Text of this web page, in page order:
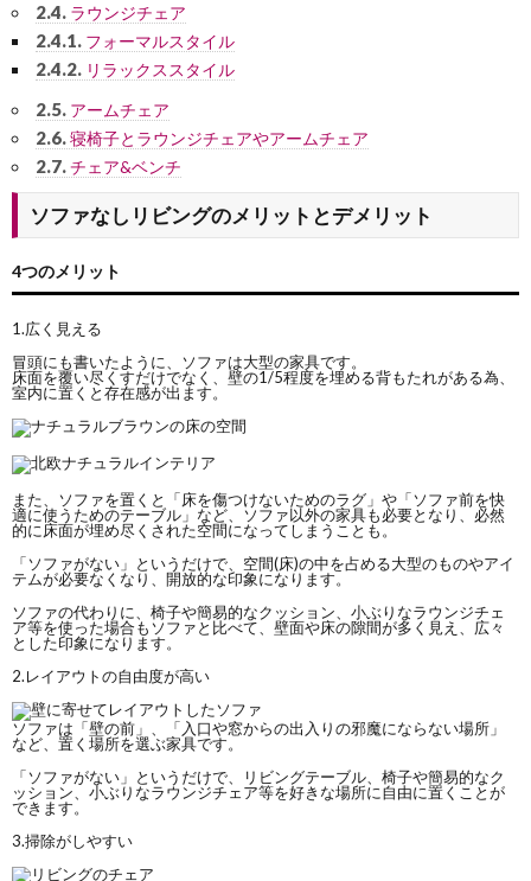
2.4. ラウンジチェア
2.4.1. フォーマルスタイル
2.4.2. リラックススタイル
2.5. アームチェア
2.6.寝椅子とラウンジチェアやアームチェア
2.7.チェア&ベンチ
ソファなしリビングのメリットとデメリット
4つのメリット
1.広く見える
冒頭にも書いたように、ソファは大型の家具です。
床面を覆い尽くすだけでなく、壁の1/5程度を埋める背もたれがある為、
室内に置くと存在感が出ます。
また、ソファを置くと「床を傷つけないためのラグ」や「ソファ前を快
適に使うためのテーブル」など、ソファ以外の家具も必要となり、必然
的に床面が埋め尽くされた空間になってしまうことも。
「ソファがない」というだけで、空間(床)の中を占める大型のものやアイ
テムが必要なくなり、開放的な印象になります。
ソファの代わりに、椅子や簡易的なクッション、小ぶりなラウンジチェ
ア等を使った場合もソファと比べて、壁面や床の隙間が多く見え、広々
とした印象になります。
2.レイアウトの自由度が高い
ソファは「壁の前」、「入口や窓からの出入りの邪魔にならない場所」
など、置く場所を選ぶ家具です。
「ソファがない」というだけで、リビングテーブル、椅子や簡易的なク
ッション、小ぶりなラウンジチェア等を好きな場所に自由に置くことが
できます。
3.掃除がしやすい